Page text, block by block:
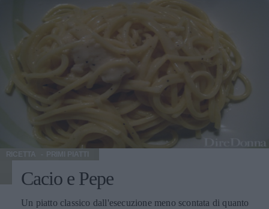
RICETTA
Cacio e Pepe
Un piatto classico dall'esecuzione meno scontata di quanto